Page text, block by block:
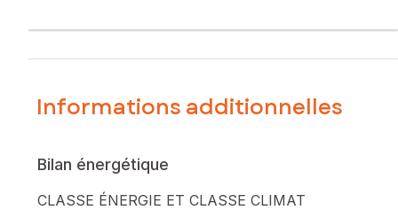
Informations additionnelles
Bilan énergétique
CLASSE ÉNERGIE ET CLASSE CLIMAT